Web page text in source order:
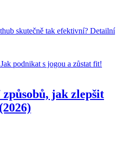
skutečně tak efektivní? Detailní
jak zlepšit